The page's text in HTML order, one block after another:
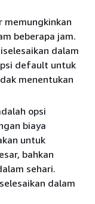
beberapa jam.
dalam
default untuk
menentukan
opsi
biaya
untuk
bahkan
sehari.
dalam